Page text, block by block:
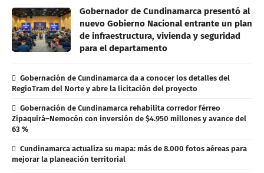
Gobernador de Cundinamarca presentó al
nuevo Gobierno Nacional entrante un plan
de infraestructura, vivienda y seguridad
para el departamento
Gobernación de Cundinamarca da a conocer los detalles del
RegioTram del Norte y abre la licitación del proyecto
Gobernación de Cundinamarca rehabilita corredor férreo
Zipaquirá–Nemocón con inversión de $4.950 millones y avance del
63 %
Cundinamarca actualiza su mapa: más de 8.000 fotos aéreas para
mejorar la planeación territorial